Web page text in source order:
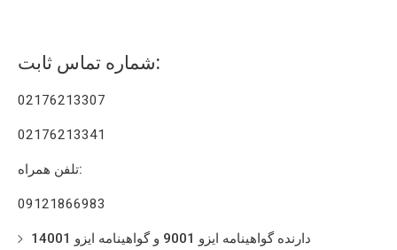
شماره تماس ثابت:
02176213307
02176213341
تلفن همراه:
09121866983
دارنده گواهینامه ایزو 9001 و گواهینامه ایزو 14001